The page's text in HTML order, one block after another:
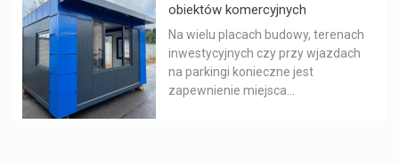
obiektów komercyjnych
Na wielu placach budowy, terenach
inwestycyjnych czy przy wjazdach
na parkingi konieczne jest
zapewnienie miejsca...